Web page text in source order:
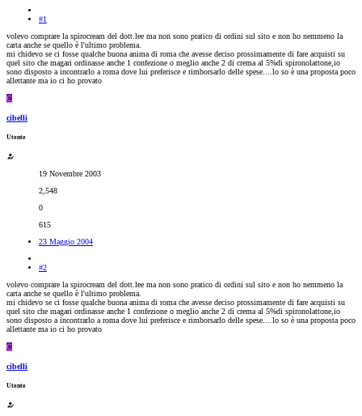
#1
volevo comprare la spirocream del dott.lee ma non sono pratico di ordini sul sito e non ho nemmeno la
carta anche se quello è l'ultimo problema.
mi chidevo se ci fosse qualche buona anima di roma che avesse deciso prossimamente di fare acquisti su
quel sito che magari ordinasse anche 1 confezione o meglio anche 2 di crema al 5%di spironolattone,io
sono disposto a incontrarlo a roma dove lui preferisce e rimborsarlo delle spese....lo so è una proposta poco
allettante ma io ci ho provato
C
cibelli
Utente
19 Novembre 2003
2,548
0
615
23 Maggio 2004
#2
volevo comprare la spirocream del dott.lee ma non sono pratico di ordini sul sito e non ho nemmeno la
carta anche se quello è l'ultimo problema.
mi chidevo se ci fosse qualche buona anima di roma che avesse deciso prossimamente di fare acquisti su
quel sito che magari ordinasse anche 1 confezione o meglio anche 2 di crema al 5%di spironolattone,io
sono disposto a incontrarlo a roma dove lui preferisce e rimborsarlo delle spese....lo so è una proposta poco
allettante ma io ci ho provato
C
cibelli
Utente